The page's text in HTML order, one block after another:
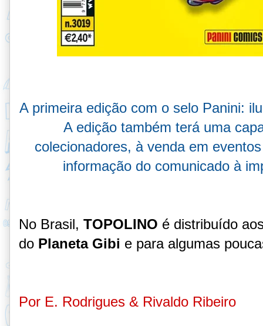
A primeira edição com o selo Panini:
A edição também terá uma
colecionadores, à venda em
informação do comunicado à
No Brasil, TOPOLINO é distribuído
do Planeta Gibi e para algumas
Por E. Rodrigues & Rivaldo Ribeiro